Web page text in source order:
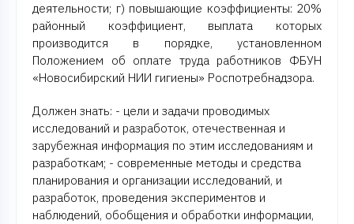
деятельности; г) повышающие коэффициенты: 20%
районный коэффициент, выплата которых
производится в порядке, установленном
Положением об оплате труда работников ФБУН
«Новосибирский НИИ гигиены» Роспотребнадзора.
Должен знать: - цели и задачи проводимых
исследований и разработок, отечественная и
зарубежная информация по этим исследованиям и
разработкам; - современные методы и средства
планирования и организации исследований, и
разработок, проведения экспериментов и
наблюдений, обобщения и обработки информации,